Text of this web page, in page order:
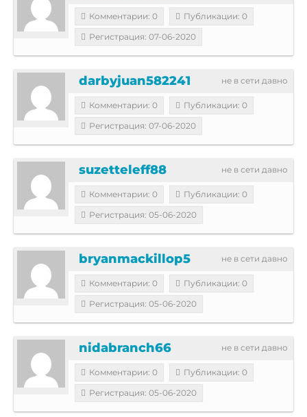
Комментарии: 0
Публикации: 0
Регистрация: 07-06-2020
не в сети давно
darbyjuan582241
Комментарии: 0
Публикации: 0
Регистрация: 07-06-2020
не в сети давно
suzetteleff88
Комментарии: 0
Публикации: 0
Регистрация: 05-06-2020
не в сети давно
bryanmackillop5
Комментарии: 0
Публикации: 0
Регистрация: 05-06-2020
не в сети давно
nidabranch66
Комментарии: 0
Публикации: 0
Регистрация: 05-06-2020